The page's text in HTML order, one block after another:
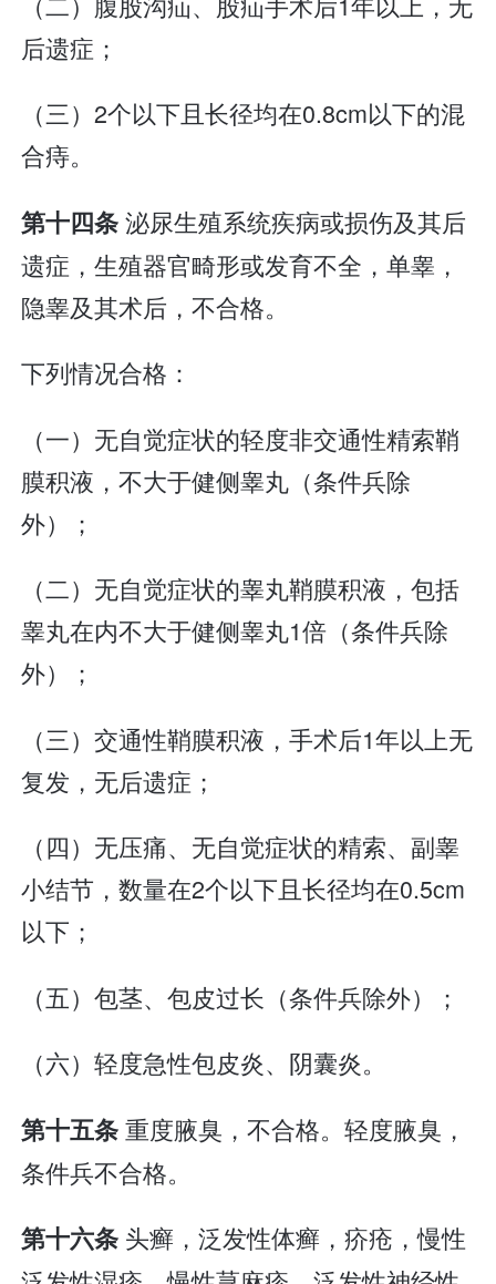
后遗症；
（三）2个以下且长径均在0.8cm以下的混
合痔。
第十四条泌尿生殖系统疾病或损伤及其后
遗症，生殖器官畸形或发育不全，单睾，
隐睾及其术后，不合格。
下列情况合格：
（一）无自觉症状的轻度非交通性精索鞘
膜积液，不大于健侧睾丸（条件兵除
外）；
（二）无自觉症状的睾丸鞘膜积液，包括
睾丸在内不大于健侧睾丸1倍（条件兵除
外）；
（三）交通性鞘膜积液，手术后1年以上无
复发，无后遗症；
（四）无压痛、无自觉症状的精索、副睾
小结节，数量在2个以下且长径均在0.5cm
以下；
（五）包茎、包皮过长（条件兵除外）；
（六）轻度急性包皮炎、阴囊炎。
第十五条重度腋臭，不合格。轻度腋臭，
条件兵不合格。
第十六条 头癣，泛发性体癣，疥疮，慢性